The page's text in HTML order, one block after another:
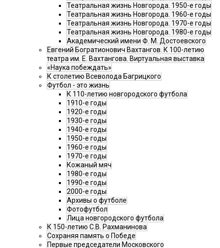
Театральная жизнь Новгорода. 1950-е годы
Театральная жизнь Новгорода. 1960-е годы
Театральная жизнь Новгорода. 1970-е годы
Театральная жизнь Новгорода. 1980-е годы
Академический имени Ф. М. Достоевского
Евгений Богратионович Вахтангов. К 100-летию
театра им. Е. Вахтангова. Виртуальная выставка
«Наука побеждать»
К столетию Всеволода Багрицкого
Футбол - это жизнь
К 110-летию новгородского футбола
1910-е годы
1920-е годы
1930-е годы
1940-е годы
1950-е годы
1960-е годы
1970-е годы
Кожаный мяч
1980-е годы
1990-е годы
2000-е годы
Архивы о футболе
Фотофутбол
Лица новгородского футбола
К 150-летию С.В. Рахманинова
Сохраняя память о Победе
Первые председатели Московского